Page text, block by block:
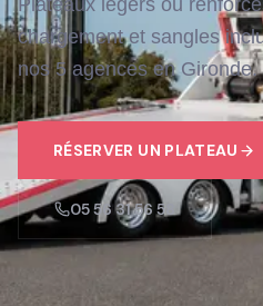
Plateaux légers ou
chargement et sangles
nos 5 agences en Gironde.
RÉSERVER UN PLATEAU
05 56 31 56 58